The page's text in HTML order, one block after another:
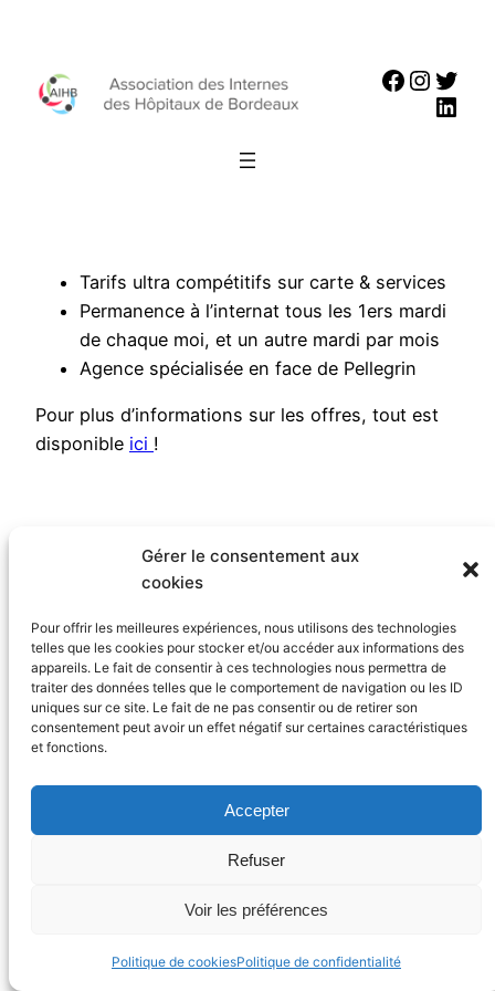
Gérer le consentement aux
cookies
Pour offrir les meilleures expériences, nous utilisons des technologies
telles que les cookies pour stocker et/ou accéder aux informations des
appareils. Le fait de consentir à ces technologies nous permettra de
traiter des données telles que le comportement de navigation ou les ID
uniques sur ce site. Le fait de ne pas consentir ou de retirer son
consentement peut avoir un effet négatif sur certaines caractéristiques
et fonctions.
Accepter
Refuser
Voir les préférences
Politique de cookiesPolitique de confidentialité
contenu
Tarifs ultra compétitifs sur carte & services
Permanence à l’internat tous les 1ers mardi
de chaque moi, et un autre mardi par mois
Agence spécialisée en face de Pellegrin
Pour plus d’informations sur les offres, tout est
disponible ici !
Fièrement propulsé parWordPress Facebook
Twitter